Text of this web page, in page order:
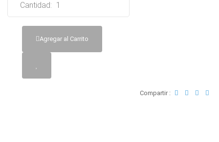
Cantidad:
Agregar al Carrito
Compartir :